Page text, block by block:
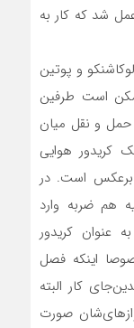
عمل شد که کار به
و پوتین
است طرفین
حمل و نقل میان
کریدور هوایی
برعکس است. در
هم ضربه وارد
عنوان کریدور
اینکه فصل
کار البته
صورت